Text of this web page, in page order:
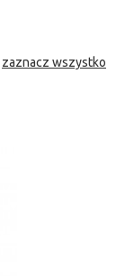
zaznacz wszystko